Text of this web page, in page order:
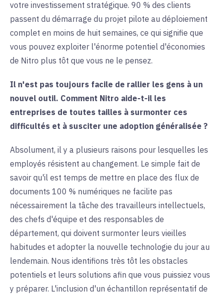
votre investissement stratégique. 90 % des clients
passent du démarrage du projet pilote au déploiement
complet en moins de huit semaines, ce qui signifie que
vous pouvez exploiter l'énorme potentiel d'économies
de Nitro plus tôt que vous ne le pensez.
Il n'est pas toujours facile de rallier les gens à un
nouvel outil. Comment Nitro aide-t-il les
entreprises de toutes tailles à surmonter ces
difficultés et à susciter une adoption généralisée ?
Absolument, il y a plusieurs raisons pour lesquelles les
employés résistent au changement. Le simple fait de
savoir qu'il est temps de mettre en place des flux de
documents 100 % numériques ne facilite pas
nécessairement la tâche des travailleurs intellectuels,
des chefs d'équipe et des responsables de
département, qui doivent surmonter leurs vieilles
habitudes et adopter la nouvelle technologie du jour au
lendemain. Nous identifions très tôt les obstacles
potentiels et leurs solutions afin que vous puissiez vous
y préparer. L'inclusion d'un échantillon représentatif de